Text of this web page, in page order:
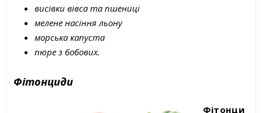
висівки вівса та пшениці
мелене насіння льону
морська капуста
пюре з бобових.
Фітонциди
Фітонци